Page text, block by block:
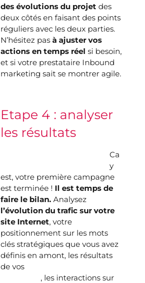
des évolutions du projet des
deux côtés en faisant des points
réguliers avec les deux parties.
N’hésitez pasà ajuster vos
actions en temps réel si besoin,
et si votre prestataire Inbound
marketing sait se montrer agile.
Etape 4 : analyser
les résultats
Ca
y
est, votre première campagne
est terminée ! Il est temps de
faire le bilan. Analysez
l’évolution du trafic sur votre
site Internet, votre
positionnement sur les mots
clés stratégiques que vous avez
définis en amont, les résultats
de vos
, les interactions sur